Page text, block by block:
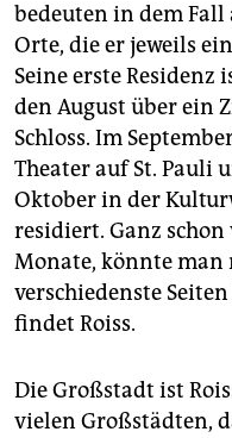
bedeuten in dem Fall
Orte, die er jeweils
Seine erste Residenz
den August über ein
Schloss. Im
Theater auf St. Pauli
Oktober in der
residiert. Ganz
Monate, könnte man
verschiedenste
findet Roiss.
Die Großstadt ist
vielen Großstädten,